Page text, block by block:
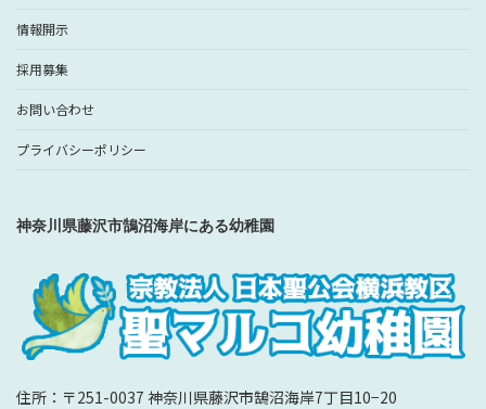
情報開示
採用募集
お問い合わせ
プライバシーポリシー
神奈川県藤沢市鵠沼海岸にある幼稚園
住所：〒251-0037 神奈川県藤沢市鵠沼海岸7丁目10−20